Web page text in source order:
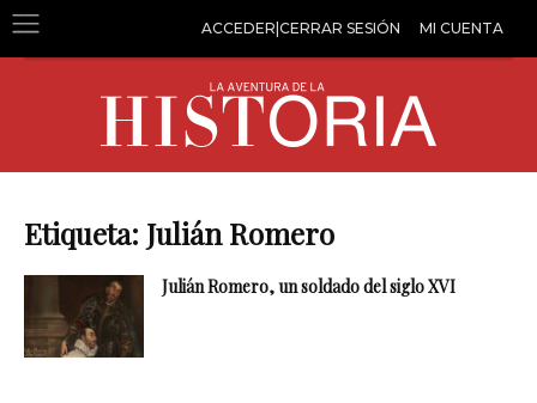
ACCEDER|CERRAR SESIÓN MI CUENTA
Etiqueta: Julián Romero
Julián Romero, un soldado del siglo XVI